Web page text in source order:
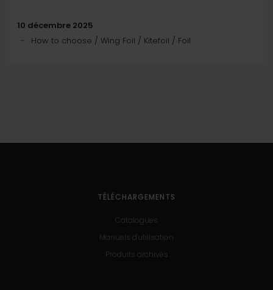
10 décembre 2025
How to choose / Wing Foil / Kitefoil / Foil
TÉLÉCHARGEMENTS
Catalogues
Manuels d'utilisation
Produits archivés